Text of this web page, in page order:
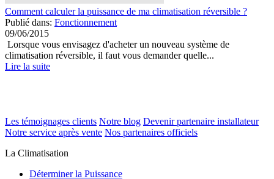
Comment calculer la puissance de ma climatisation réversible ?
Publié dans: Fonctionnement
09/06/2015
Lorsque vous envisagez d'acheter un nouveau système de
climatisation réversible, il faut vous demander quelle...
Lire la suite
Les témoignages clients Notre blog Devenir partenaire installateur
Notre service après vente Nos partenaires officiels
La Climatisation
Déterminer la Puissance